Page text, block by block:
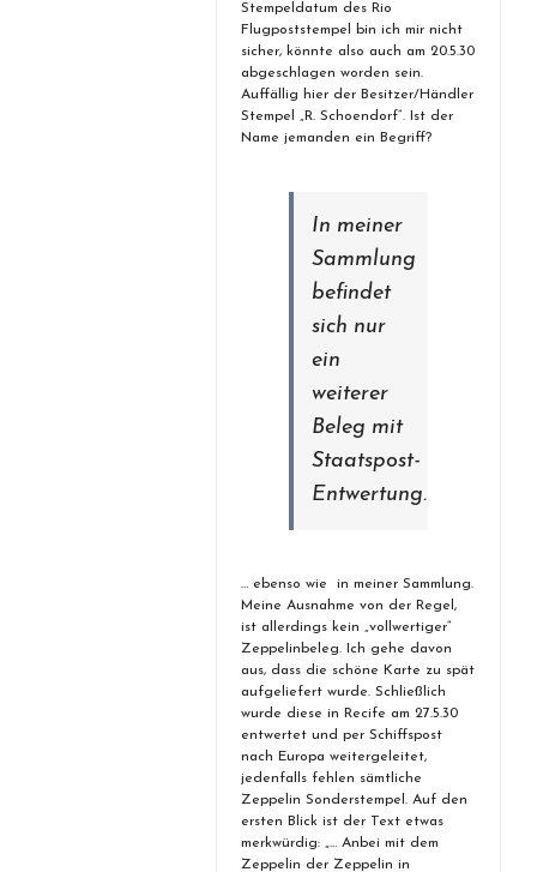
Stempeldatum des Rio
Flugpoststempel bin ich mir nicht
sicher, könnte also auch am 20.5.30
abgeschlagen worden sein.
Auffällig hier der Besitzer/Händler
Stempel „R. Schoendorf“. Ist der
Name jemanden ein Begriff?
In meiner
Sammlung
befindet
sich nur
ein
weiterer
Beleg mit
Staatspost-
Entwertung.
… ebenso wie in meiner Sammlung.
Meine Ausnahme von der Regel,
ist allerdings kein „vollwertiger“
Zeppelinbeleg. Ich gehe davon
aus, dass die schöne Karte zu spät
aufgeliefert wurde. Schließlich
wurde diese in Recife am 27.5.30
entwertet und per Schiffspost
nach Europa weitergeleitet,
jedenfalls fehlen sämtliche
Zeppelin Sonderstempel. Auf den
ersten Blick ist der Text etwas
merkwürdig: „… Anbei mit dem
Zeppelin der Zeppelin in